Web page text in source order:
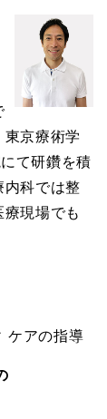
東京療術学
て研鑽を積
内科では整
現場でも
ケアの指導